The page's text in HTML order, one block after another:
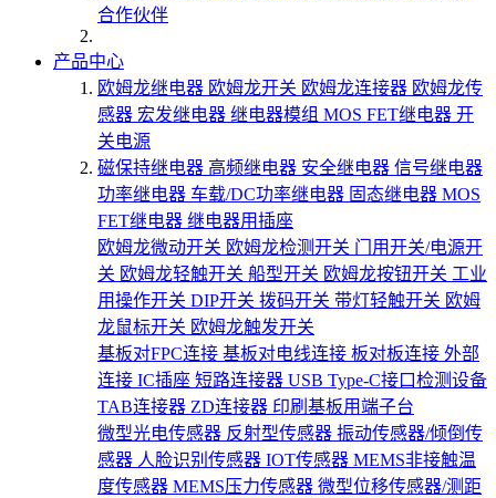
合作伙伴
产品中心
欧姆龙继电器 欧姆龙开关 欧姆龙连接器 欧姆龙传
感器 宏发继电器 继电器模组 MOS FET继电器 开
关电源
磁保持继电器 高频继电器 安全继电器 信号继电器
功率继电器 车载/DC功率继电器 固态继电器 MOS
FET继电器 继电器用插座
欧姆龙微动开关 欧姆龙检测开关 门用开关/电源开
关 欧姆龙轻触开关 船型开关 欧姆龙按钮开关 工业
用操作开关 DIP开关 拨码开关 带灯轻触开关 欧姆
龙鼠标开关 欧姆龙触发开关
基板对FPC连接 基板对电线连接 板对板连接 外部
连接 IC插座 短路连接器 USB Type-C接口检测设备
TAB连接器 ZD连接器 印刷基板用端子台
微型光电传感器 反射型传感器 振动传感器/倾倒传
感器 人脸识别传感器 IOT传感器 MEMS非接触温
度传感器 MEMS压力传感器 微型位移传感器/测距